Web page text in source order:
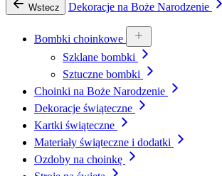
Wstecz Dekoracje na Boże Narodzenie
Bombki choinkowe
Szklane bombki
Sztuczne bombki
Choinki na Boże Narodzenie
Dekoracje świąteczne
Kartki świąteczne
Materiały świąteczne i dodatki
Ozdoby na choinkę